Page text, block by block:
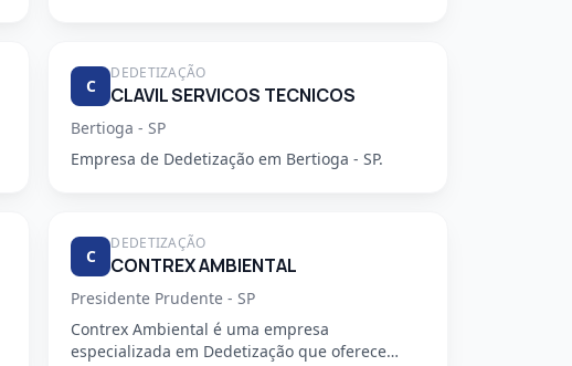
C
DEDETIZAÇÃO
CLAVIL SERVICOS TECNICOS
Bertioga - SP
Empresa de Dedetização em Bertioga - SP.
C
DEDETIZAÇÃO
CONTREX AMBIENTAL
Presidente Prudente - SP
Contrex Ambiental é uma empresa
especializada em Dedetização que oferece